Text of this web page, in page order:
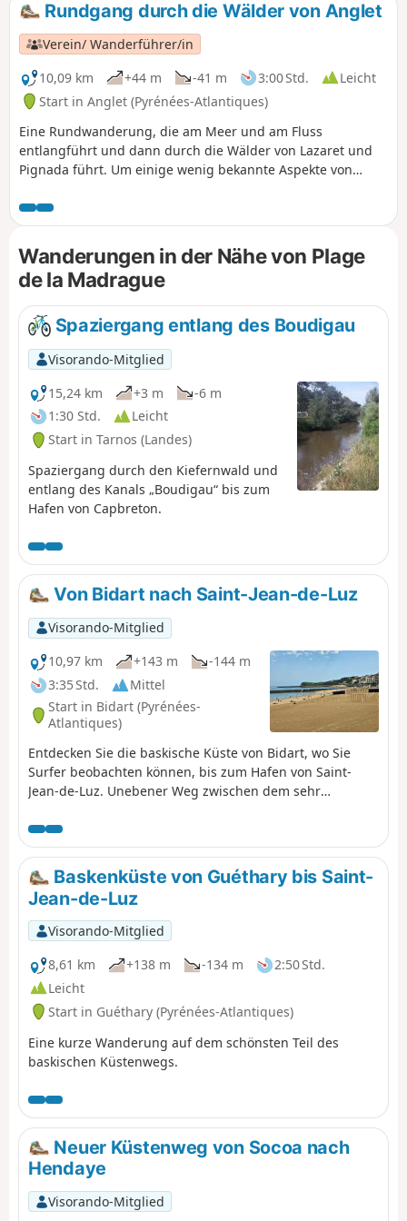
Rundgang durch die Wälder von Anglet
Verein/ Wanderführer/in
10,09 km
+44 m -41 m 3:00 Std.
Leicht
Start in Anglet (Pyrénées-Atlantiques)
Eine Rundwanderung, die am Meer und am Fluss
entlangführt und dann durch die Wälder von Lazaret und
Pignada führt. Um einige wenig bekannte Aspekte von
Wanderungen in der Nähe von Plage
de la Madrague
Spaziergang entlang des Boudigau
Visorando-Mitglied
15,24 km
+3 m
-6 m
1:30 Std.
Leicht
Start in Tarnos (Landes)
Spaziergang durch den Kiefernwald und
entlang des Kanals „Boudigau“ bis zum
Hafen von Capbreton.
Von Bidart nach Saint-Jean-de-Luz
Visorando-Mitglied
10,97 km
+143 m
-144 m
3:35 Std.
Mittel
Start in Bidart (Pyrénées-
Atlantiques)
Entdecken Sie die baskische Küste von Bidart, wo Sie
Surfer beobachten können, bis zum Hafen von Saint-
Jean-de-Luz. Unebener Weg zwischen dem sehr
zahlreichen Anwesen. Sie können den Besuch am Strand
von Saint-Jean-de-Luz oder bei einer
Entspannungspause in der Stadt beenden.
Baskenküste von Guéthary bis Saint-
Jean-de-Luz
Visorando-Mitglied
8,61 km
+138 m -134 m
2:50 Std.
Leicht
Start in Guéthary (Pyrénées-Atlantiques)
Eine kurze Wanderung auf dem schönsten Teil des
baskischen Küstenwegs.
Neuer Küstenweg von Socoa nach
Hendaye
Visorando-Mitglied